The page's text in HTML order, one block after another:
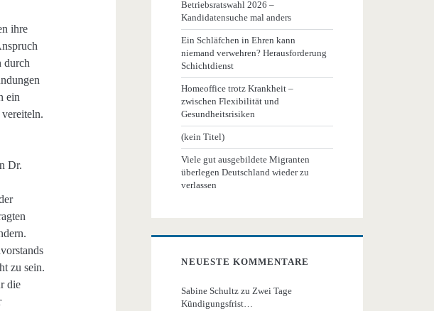
ihre
durch
ein
Dr.
zu sein.
die
Betriebsratswahl 2026 –
Kandidatensuche mal anders
Ein Schläfchen in Ehren kann
niemand verwehren? Herausforderung
Schichtdienst
Homeoffice trotz Krankheit –
zwischen Flexibilität und
Gesundheitsrisiken
(kein Titel)
Viele gut ausgebildete Migranten
überlegen Deutschland wieder zu
verlassen
NEUESTE KOMMENTARE
Sabine Schultz zu Zwei Tage
Kündigungsfrist…